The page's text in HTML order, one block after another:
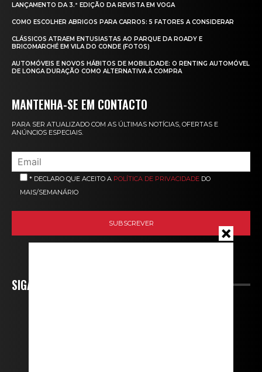
LANÇAMENTO DA 3.ª EDIÇÃO DA REVISTA EM VOGA
COMO ESCOLHER ABRIGOS PARA CARROS: 5 FATORES A CONSIDERAR
CLÁSSICOS ATRAEM ENTUSIASTAS AO PARQUE DA ROADY E
BRICOMARCHÉ EM VILA DO CONDE (FOTOS)
AUTOMÓVEIS E NOVOS HÁBITOS DE MOBILIDADE: O RENTING AUTOMÓVEL
DE LONGA DURAÇÃO COMO ALTERNATIVA À COMPRA
MANTENHA-SE EM CONTACTO
PARA SER ATUALIZADO COM AS ÚLTIMAS NOTÍCIAS, OFERTAS E
ANÚNCIOS ESPECIAIS.
* DECLARO QUE ACEITO A POLÍTICA DE PRIVACIDADE DO
MAIS/SEMANÁRIO
SIGA-NOS